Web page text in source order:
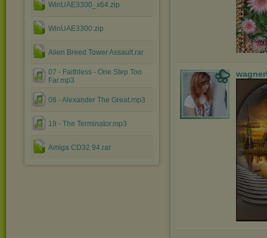
WinUAE3300_x64.zip
WinUAE3300.zip
Alien Breed Tower Assault.rar
07 - Faithless - One Step Too
Far.mp3
08 - Alexander The Great.mp3
19 - The Terminator.mp3
Amiga CD32 94.rar